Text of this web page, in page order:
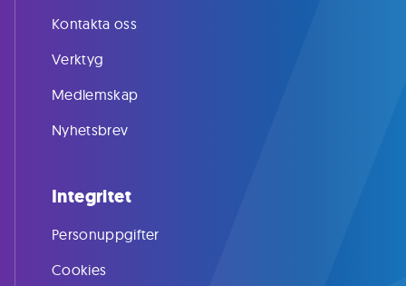
Kontakta oss
Verktyg
Medlemskap
Nyhetsbrev
Integritet
Personuppgifter
Cookies